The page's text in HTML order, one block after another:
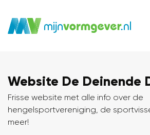
Website De Deinende
Frisse website met alle info over de
hengelsportvereniging, de
meer!